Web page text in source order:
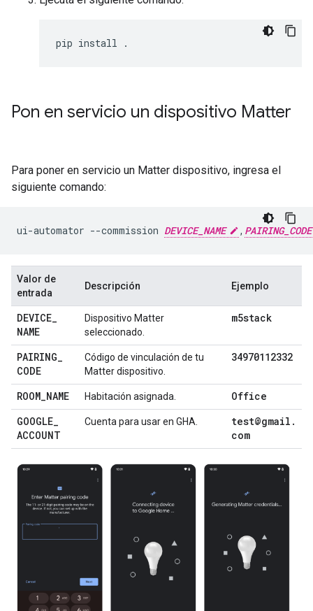
pip install
Pon en servicio un dispositivo Matter
Para poner en servicio un Matter dispositivo, ingresa el
siguiente comando:
ui-automator --commission DEVICE_NAME , PAIRING_CODE
Valor de
entrada
Descripción Ejemplo
DEVICE_
NAME
Dispositivo Matter
seleccionado.
m5stack
PAIRING_
CODE
Código de vinculación de tu
Matterdispositivo.
34970112332
ROOM_NAME Habitación asignada.
Office
GOOGLE_
ACCOUNT
Cuenta para usar en GHA test@gmail .
com